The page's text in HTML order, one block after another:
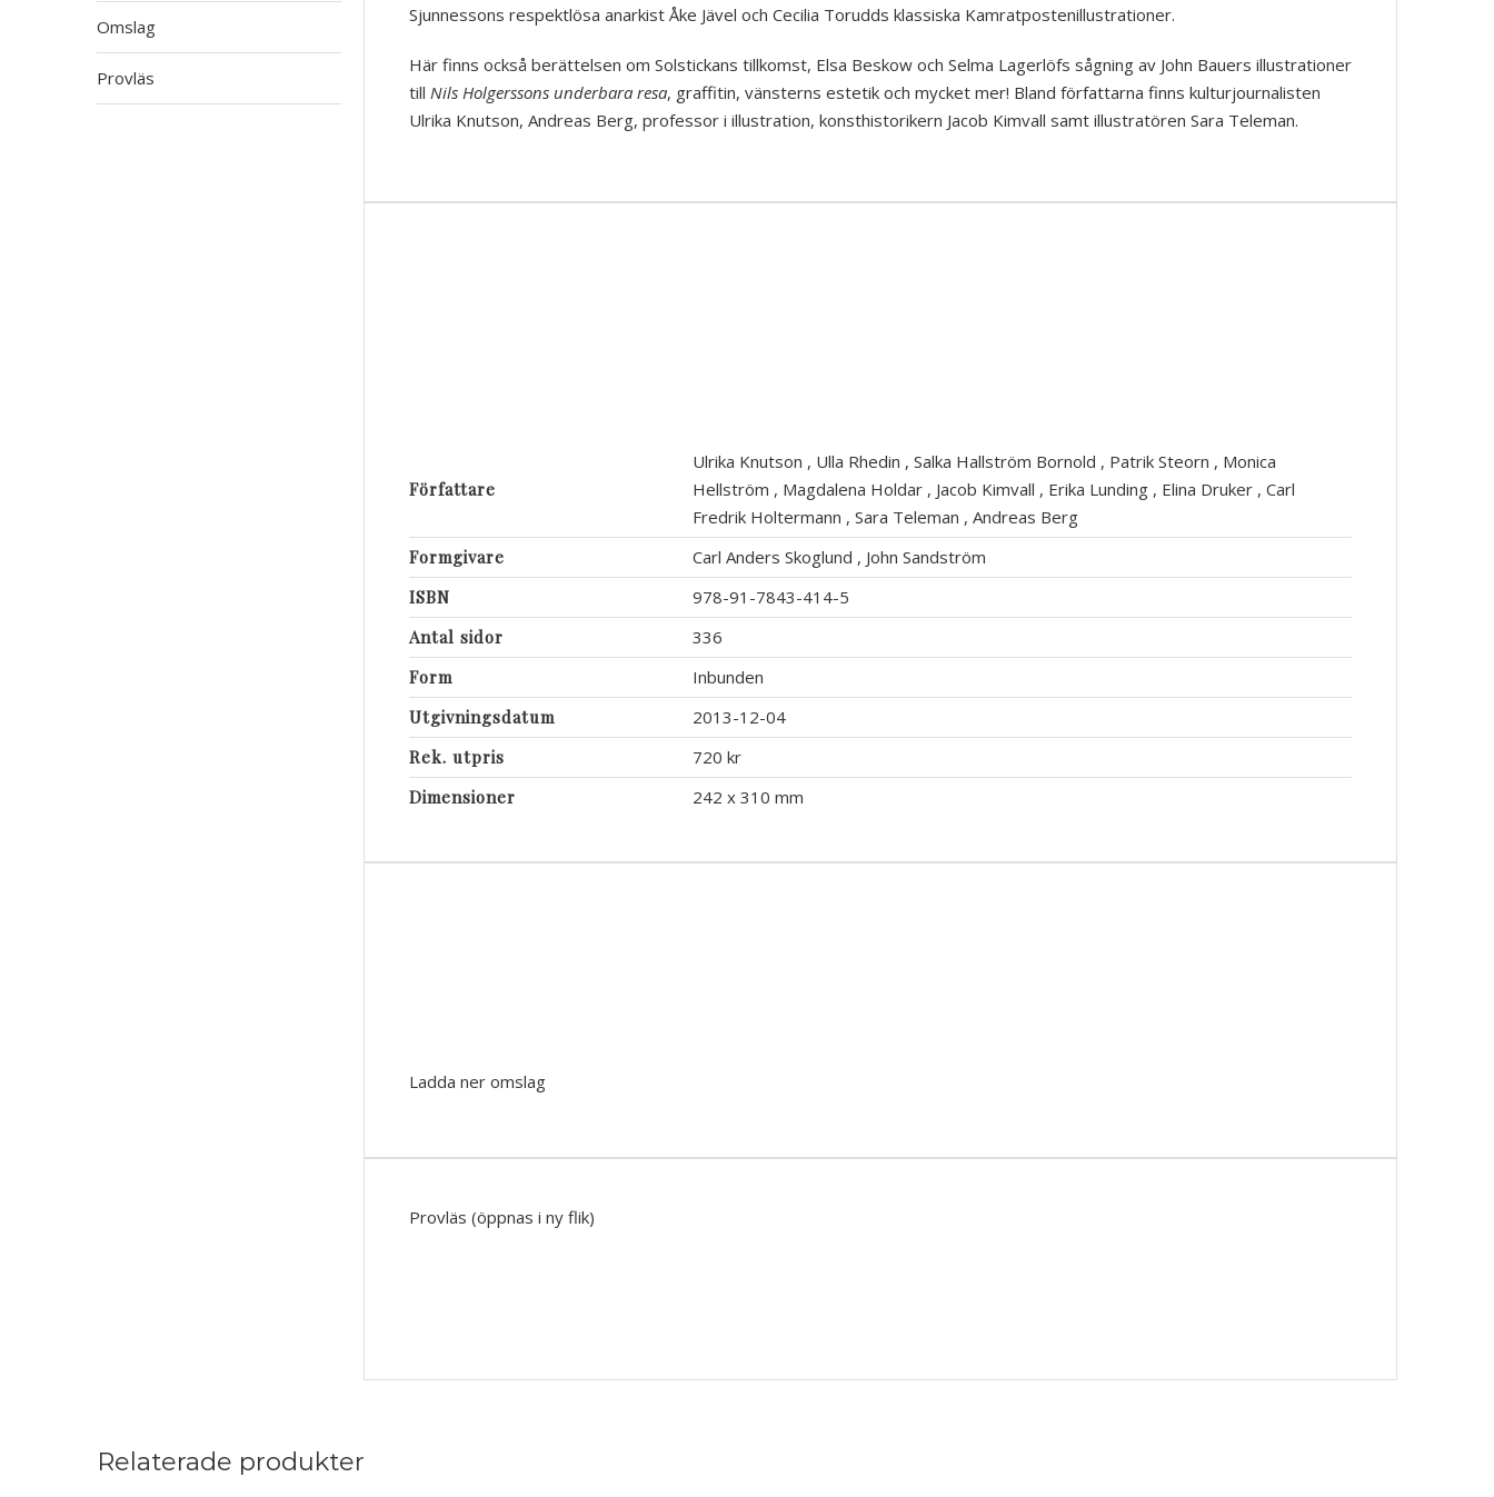
Omslag
Provläs
Sjunnessons respektlösa anarkist Åke Jävel och Cecilia Torudds klassiska Kamratpostenillustrationer.
Här finns också berättelsen om Solstickans tillkomst, Elsa Beskow och Selma Lagerlöfs sågning av John Bauers illustrationer
till Nils Holgerssons underbara resa, graffitin, vänsterns estetik och mycket mer! Bland författarna finns kulturjournalisten
Ulrika Knutson, Andreas Berg, professor i illustration, konsthistorikern Jacob Kimvall samt illustratören Sara Teleman.
Författare
Ulrika Knutson , Ulla Rhedin , Salka Hallström Bornold , Patrik Steorn , Monica
Hellström , Magdalena Holdar , Jacob Kimvall , Erika Lunding , Elina Druker , Carl
Fredrik Holtermann , Sara Teleman , Andreas Berg
Formgivare
Carl Anders Skoglund , John Sandström
ISBN
978-91-7843-414-5
Antal sidor
336
Form
Inbunden
Utgivningsdatum
2013-12-04
Rek. utpris
720 kr
Dimensioner
242 x 310 mm
Ladda ner omslag
Provläs (öppnas i ny flik)
Relaterade produkter